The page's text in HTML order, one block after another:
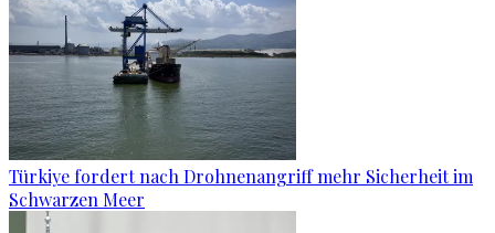
Türkiye fordert nach Drohnenangriff mehr Sicherheit im
Schwarzen Meer